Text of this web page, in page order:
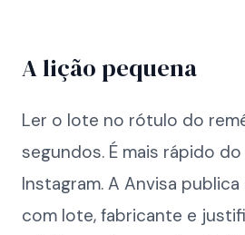
A lição pequena
Ler o lote no rótulo do
segundos. É mais rápido
Instagram. A Anvisa
com lote, fabricante e